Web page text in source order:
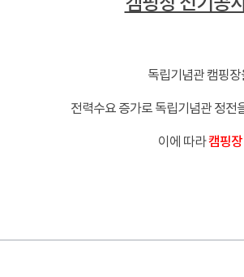
독립기념관 캠핑
전력수요 증가로 독립기념관 정전
이에 따라캠핑